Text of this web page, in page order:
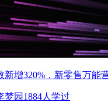
新增320%，新零售万能
梦园 1884人学过